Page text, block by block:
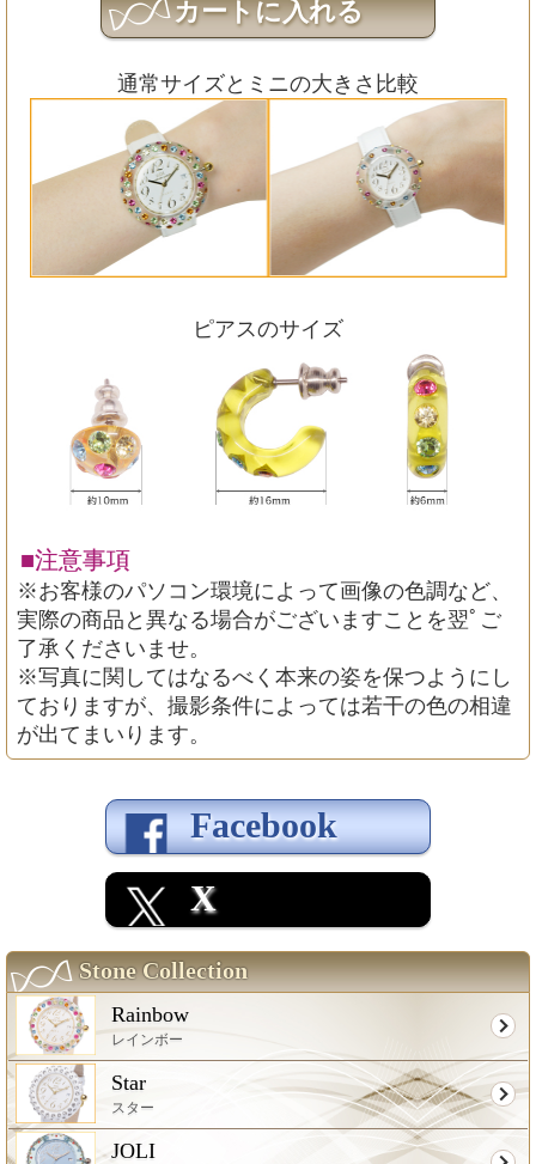
通常サイズとミニの大きさ比較
ピアスのサイズ
■注意事項
※お客様のパソコン環境によって画像の色調など、
実際の商品と異なる場合がございますことを翌ﾟご
了承くださいませ。
※写真に関してはなるべく本来の姿を保つようにし
ておりますが、撮影条件によっては若干の色の相違
が出てまいります。
Facebook
X
Stone Collection
Rainbow
レインボー
Star
スター
JOLI